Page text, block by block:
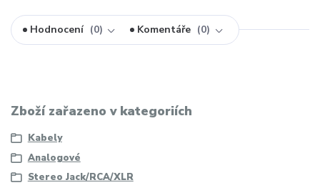
Hodnocení 0 Komentáře 0
Zboží zařazeno v kategoriích
Kabely
Analogové
Stereo Jack/RCA/XLR